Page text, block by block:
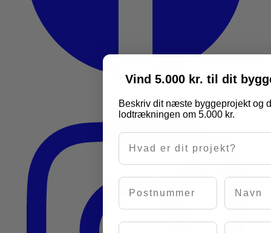
Vind 5.000 kr. til dit
Beskriv dit næste byggeprojekt og
lodtrækningen om 5.000 kr.
Hvad er dit projekt?
Postnummer Navn
Email